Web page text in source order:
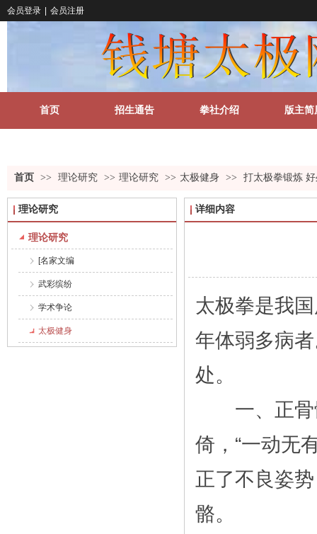
会员登录 会员注册
首页 招生通告 拳社介绍 版主简
首页 >> 理论研究 >> 理论研究 >> 太极健身 >> 打太极拳锻炼
理论研究
理论研究
[名家文编
武彩缤纷
学术争论
太极健身
详细内容
太极拳是我
年体弱多病
处。
一、正骨
倚，“一动无
正了不良姿
骼。